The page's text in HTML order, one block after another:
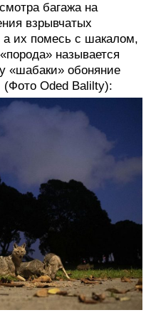
багажа на
взрывчатых
а их помесь с шакалом,
называется
«шабаки» обоняние
Oded Balilty):